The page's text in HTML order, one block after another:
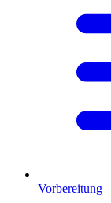
Vorbereitung